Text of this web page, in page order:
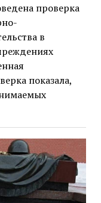
проверка
в
показала,